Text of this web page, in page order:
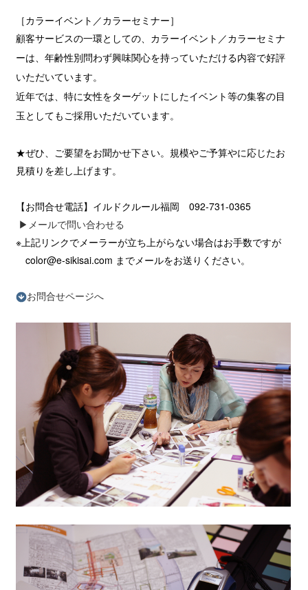
［カラーイベント／カラーセミナー］
顧客サービスの一環としての、カラーイベント／カラーセミナ
ーは、年齢性別問わず興味関心を持っていただける内容で好評
いただいています。
近年では、特に女性をターゲットにしたイベント等の集客の目
玉としてもご採用いただいています。
★ぜひ、ご要望をお聞かせ下さい。規模やご予算やに応じたお
見積りを差し上げます。
【お問合せ電話】イルドクルール福岡 092-731-0365
▶︎メールで問い合わせる
※上記リンクでメーラーが立ち上がらない場合はお手数ですが
color@e-sikisai.com までメールをお送りください。
お問合せページへ